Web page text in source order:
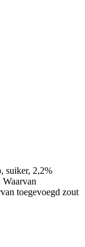
suiker, 2,2%
toegevoegd zout